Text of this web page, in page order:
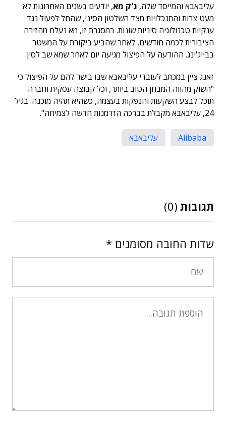
עליבאבא והמייסד שלה, ג'ק מא, יודעים בשנים האחרונות לא
מעט צרות והתנכלויות מצד השלטון הסיני, שהחל לפעול נגד
ענקיות טכנולוגיה סיניות שונות. במסגרת זו, מא נעלם מהזירה
הציבורית לכמה חודשים, לאחר שהביע ביקורת על המשטר
בבייג'ינג. ההודעה על הפיצול מגיעה יום לאחר שמא שב לסין.
זאנג ציין במכתב לעובדי עליבאבא שבו בישר להם על הפיצול כי
"השוק מהווה המבחן הטוב ביותר, וכל קבוצה עסקית וחברה
תוכל לבצע השקעות והנפקות בעצמה, כשהיא תהיה מוכנה. בגיל
24, עליבאבא מקבלת בברכה הזדמנות חדשה לצמיחה".
Alibaba עליבאבא
תגובות (0)
שדות החובה מסומנים *